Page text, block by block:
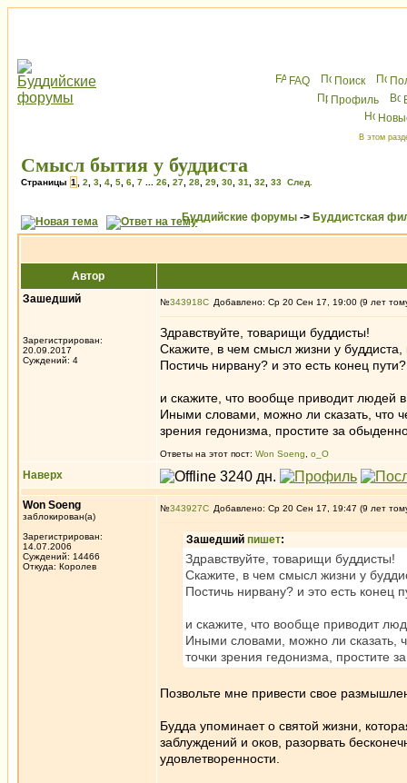
FAQ Поиск
Профиль
В этом
Смысл бытия у буддиста
Страницы 1 2 3 4 5 6 7 26 27 28 29 30 31 32 33 След.
Буддийские форумы -> Буддистская
Автор
Зашедший
Зарегистрирован:
20.09.2017
Суждений: 4
№343918 Добавлено: Ср 20 Сен 17, 19:00 (9 лет
Здравствуйте, товарищи буддисты!
Скажите, в чем смысл жизни у буддиста,
Постичь нирвану? и это есть конец
и скажите, что вообще приводит людей
Иными словами, можно ли сказать, что
зрения гедонизма, простите за
Ответы на этот пост: Won Soeng о_О
Наверх
Won Soeng
заблокирован(а)
Зарегистрирован:
14.07.2006
Суждений: 14466
Откуда: Королев
№343927 Добавлено: Ср 20 Сен 17, 19:47 (9 лет
Зашедший пишет:
Здравствуйте, товарищи буддисты!
Скажите, в чем смысл жизни у
Постичь нирвану? и это есть конец
и скажите, что вообще приводит
Иными словами, можно ли сказать,
точки зрения гедонизма, простите
Позвольте мне привести свое
Будда упоминает о святой жизни,
заблуждений и оков, разорвать
удовлетворенности.